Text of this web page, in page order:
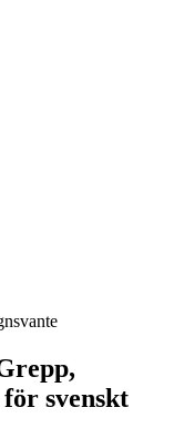
svenskt